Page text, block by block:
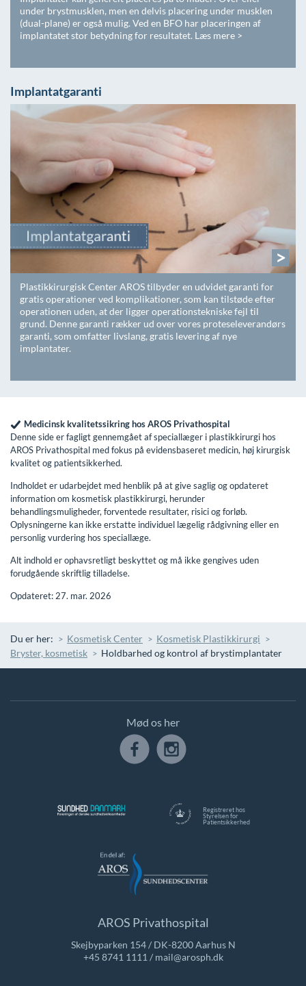
under brystmusklen, men en delvis placering under musklen
(dual-plane) er også mulig. Ved en BFO har placeringen af
implantatet stor betydning for resultatet. Læs mere >
Implantatgaranti
>
Plastikkirurgisk Center AROS tilbyder en udvidet garanti for
gratis operationer ved komplikationer, som kan tilstøde efter
operationen uden, at der ligger operationstekniske fejl til
grund. Denne garanti rækker ud over vores proteseleverandørs
garanti, som omfatter livslang, gratis levering af nye
implantater.
Medicinsk kvalitetssikring hos AROS Privathospital
Denne side er fagligt gennemgået af speciallæger i plastikkirurgi hos
AROS Privathospital med fokus på evidensbaseret medicin, høj kirurgisk
kvalitet og patientsikkerhed.
Indholdet er udarbejdet med henblik på at give saglig og opdateret
information om kosmetisk plastikkirurgi, herunder
behandlingsmuligheder, forventede resultater, risici og forløb.
Oplysningerne kan ikke erstatte individuel lægelig rådgivning eller en
personlig vurdering hos speciallæge.
Alt indhold er ophavsretligt beskyttet og må ikke gengives uden
forudgående skriftlig tilladelse.
Opdateret: 27. mar. 2026
Du er her: Kosmetisk Center
Kosmetisk Plastikkirurgi
Bryster, kosmetisk
Holdbarhed og kontrol af brystimplantater
Registreret hos
Styrelsen for
Patientsikkerhed
Mød os her
AROS Privathospital
Skejbyparken 154 / DK-8200 Aarhus N
+45 8741 1111 / mail@arosph.dk